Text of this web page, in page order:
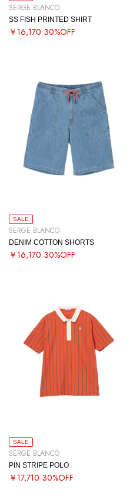
SERGE BLANCO
SS FISH PRINTED SHIRT
￥16,170 30%OFF
SALE
SERGE BLANCO
DENIM COTTON SHORTS
￥16,170 30%OFF
SALE
SERGE BLANCO
PIN STRIPE POLO
￥17,710 30%OFF